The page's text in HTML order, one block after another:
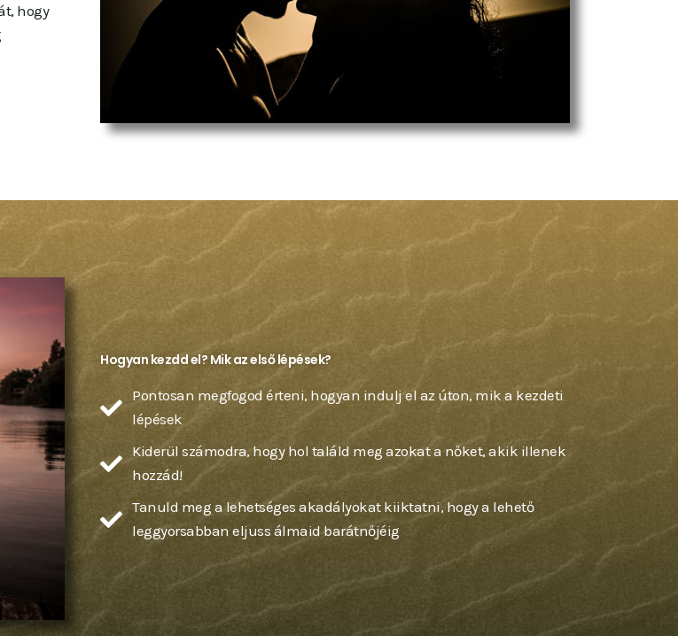
hogy
Hogyan kezdd el? Mik az első lépések?
Pontosan megfogod érteni, hogyan indulj el az úton, mik a kezdeti
lépések
Kiderül számodra, hogy hol találd meg azokat a nőket, akik illenek
hozzád!
Tanuld meg a lehetséges akadályokat kiiktatni, hogy a lehető
leggyorsabban eljuss álmaid barátnőjéig